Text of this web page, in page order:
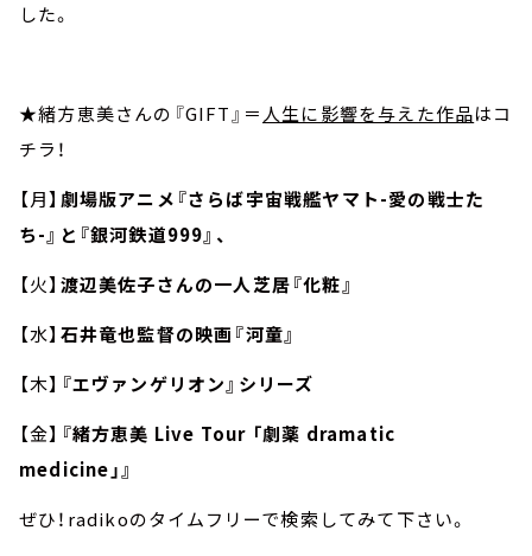
した。
★緒方恵美さんの『GIFT』＝人生に影響を与えた作品はコ
チラ！
【月】 劇場版アニメ『さらば宇宙戦艦ヤマト-愛の戦士た
ち-』と『銀河鉄道999』、
【火】 渡辺美佐子さんの一人芝居『化粧』
【水】 石井竜也監督の映画『河童』
【木】 『エヴァンゲリオン』シリーズ
【金】 『緒方恵美 Live Tour 「劇薬 dramatic
medicine」』
ぜひ！radikoのタイムフリーで検索してみて下さい。